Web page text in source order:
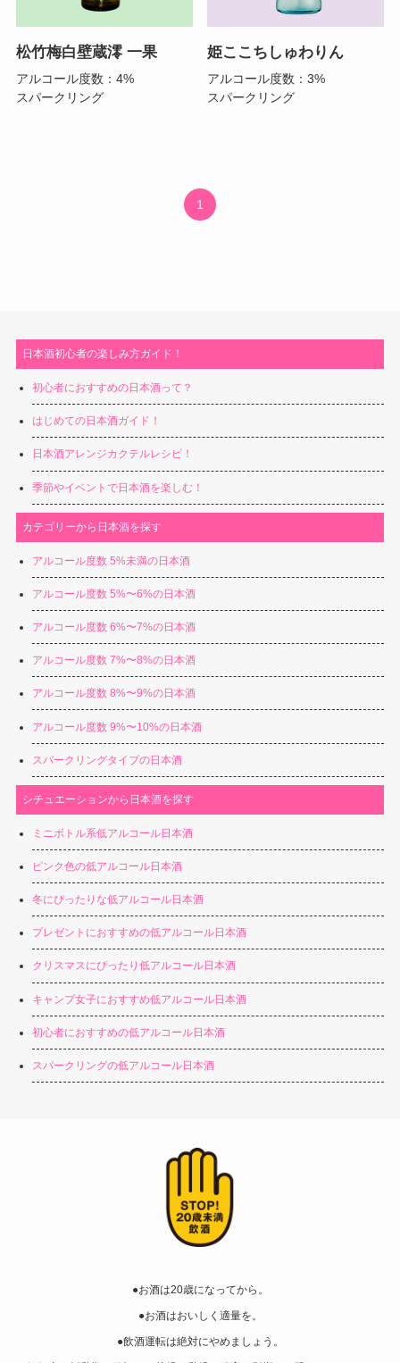
松竹梅白壁蔵澪 一果
アルコール度数：4%
スパークリング
姫ここちしゅわりん
アルコール度数：3%
スパークリング
1
日本酒初心者の楽しみ方ガイド！
初心者におすすめの日本酒って？
はじめての日本酒ガイド！
日本酒アレンジカクテルレシピ！
季節やイベントで日本酒を楽しむ！
カテゴリーから日本酒を探す
アルコール度数 5%未満の日本酒
アルコール度数 5%〜6%の日本酒
アルコール度数 6%〜7%の日本酒
アルコール度数 7%〜8%の日本酒
アルコール度数 8%〜9%の日本酒
アルコール度数 9%〜10%の日本酒
スパークリングタイプの日本酒
シチュエーションから日本酒を探す
ミニボトル系低アルコール日本酒
ピンク色の低アルコール日本酒
冬にぴったりな低アルコール日本酒
プレゼントにおすすめの低アルコール日本酒
クリスマスにぴったり低アルコール日本酒
キャンプ女子におすすめ低アルコール日本酒
初心者におすすめの低アルコール日本酒
スパークリングの低アルコール日本酒
●お酒は20歳になってから。
●お酒はおいしく適量を。
●飲酒運転は絶対にやめましょう。